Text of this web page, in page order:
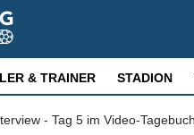
& TRAINER STADION
- Tag 5 im Video-Tagebuch